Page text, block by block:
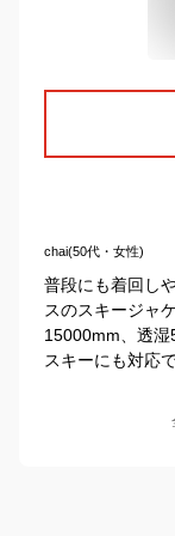
chai(50代・女性)
普段にも着回し
スのスキージャ
15000mm、透
スキーにも対応